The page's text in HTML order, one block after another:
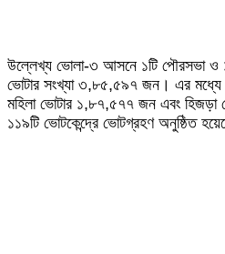
উল্লেখ্য ভোলা-৩ আসনে ১টি পৌরসভা ও
ভোটার সংখ্যা ৩,৮৫,৫৯৭ জন। এর
মহিলা ভোটার ১,৮৭,৫৭৭ জন এবং
১১৯টি ভোটকেন্দ্রে ভোটগ্রহণ অনুষ্ঠিত